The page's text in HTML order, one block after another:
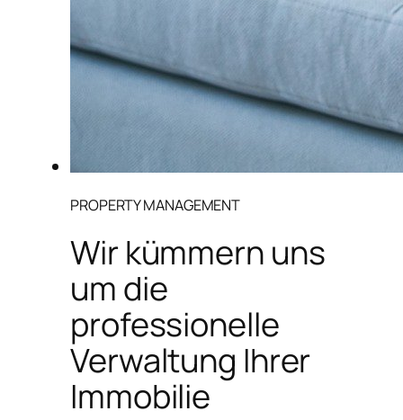
PROPERTY MANAGEMENT
Wir kümmern uns
um die
professionelle
Verwaltung Ihrer
Immobilie